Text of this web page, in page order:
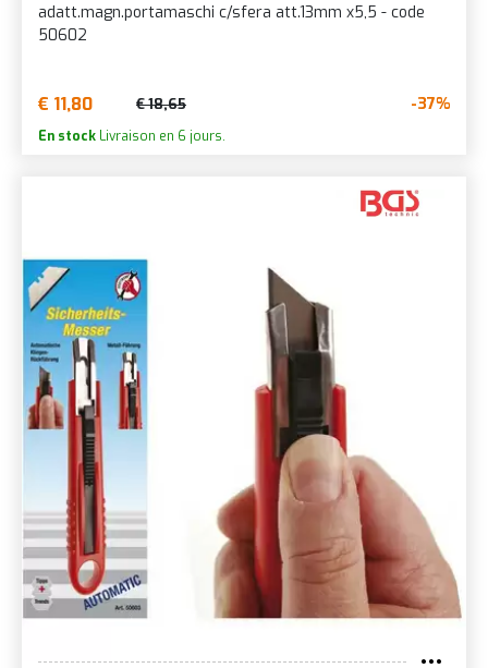
adatt.magn.portamaschi c/sfera att.13mm x5,5 - code
50602
€ 11,80 € 18,65 -37%
En stock Livraison en 6 jours.